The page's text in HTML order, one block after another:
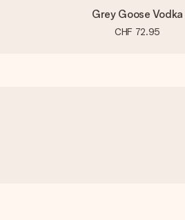
Grey Goose Vodka
CHF 72.95